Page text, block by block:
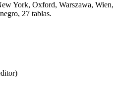
York, Oxford, Warszawa, Wien,
27 tablas.